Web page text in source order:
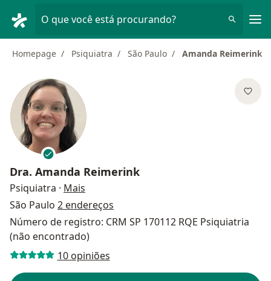
O que você está procurando?
Homepage Psiquiatra São Paulo Amanda Reimerink
Dra. Amanda Reimerink
Psiquiatra · Mais
São Paulo 2 endereços
Número de registro: CRM SP 170112 RQE Psiquiatria
(não encontrado)
10 opiniões